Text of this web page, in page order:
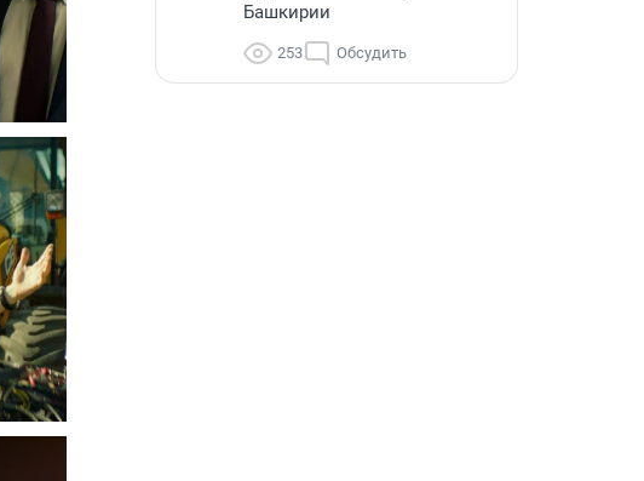
Башкирии
253 Обсудить